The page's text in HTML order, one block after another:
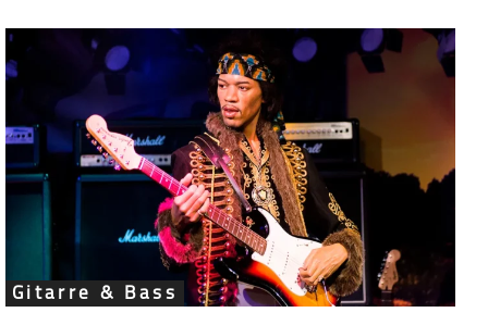
Gitarre & Bass